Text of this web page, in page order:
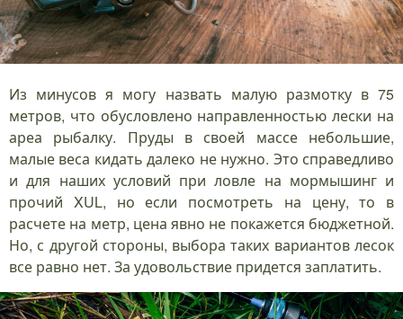
Из минусов я могу назвать малую размотку в 75
метров, что обусловлено направленностью лески на
ареа рыбалку. Пруды в своей массе небольшие,
малые веса кидать далеко не нужно. Это справедливо
и для наших условий при ловле на мормышинг и
прочий XUL, но если посмотреть на цену, то в
расчете на метр, цена явно не покажется бюджетной.
Но, с другой стороны, выбора таких вариантов лесок
все равно нет. За удовольствие придется заплатить.